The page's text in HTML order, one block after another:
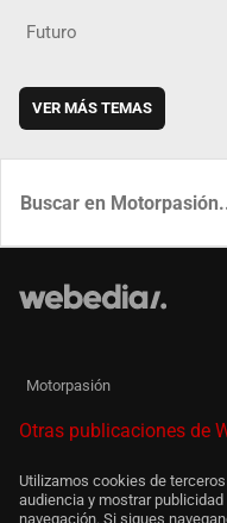
Futuro
VER MÁS TEMAS
Motorpasión
Otras publicaciones de
Utilizamos cookies de
audiencia y mostrar
navegación. Si sigues